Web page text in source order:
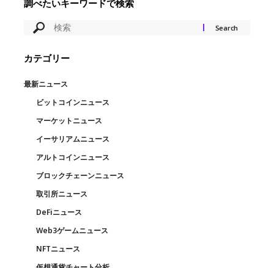
調べたいキーワードで検索
カテゴリー
最新ニュース
ビットコインニュース
マーケットニュース
イーサリアムニュース
アルトコインニュース
ブロックチェーンニュース
取引所ニュース
DeFiニュース
Web3ゲームニュース
NFTニュース